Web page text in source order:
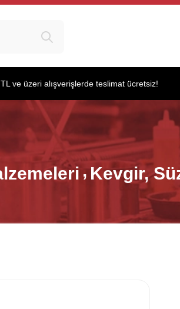
ve üzeri alışverişlerde teslimat ücretsiz!
Kevgir,